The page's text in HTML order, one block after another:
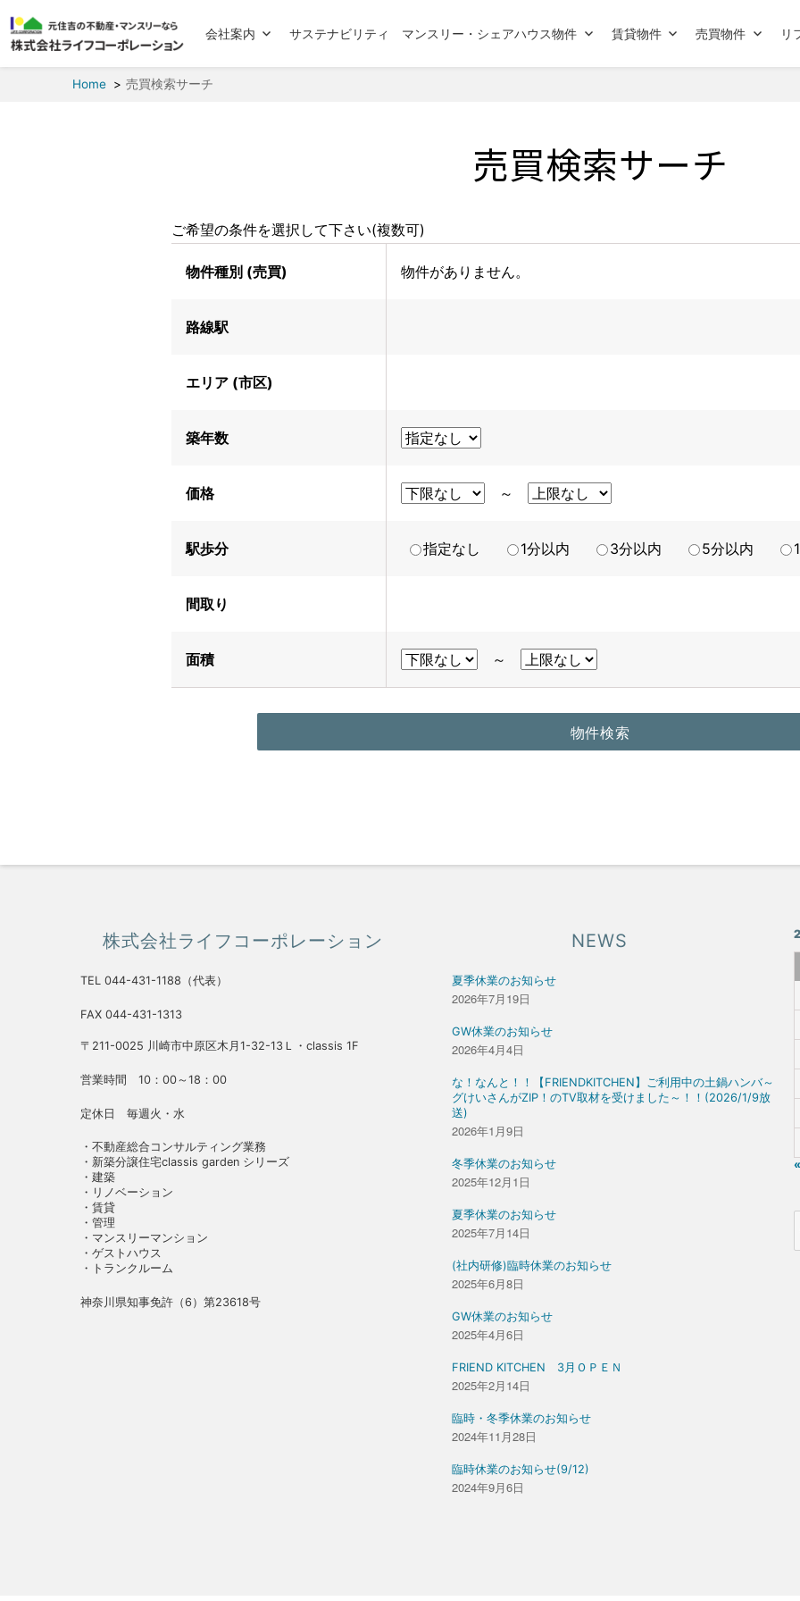
会社案内 サステナビリティ マンスリー・シェアハウス物件 賃貸物件 売買物件 リ
Home 売買検索サーチ
売買検索サーチ
ご希望の条件を選択して下さい(複数可)
物件種別 (売買) 物件がありません。
路線駅
エリア (市区)
築年数
価格 ～
駅歩分 指定なし 1分以内 3分以内 5分以内
間取り
面積 ～
株式会社ライフコーポレーション
TEL 044-431-1188（代表）
FAX 044-431-1313
〒211-0025 川崎市中原区木月1-32-13Ｌ・classis 1F
営業時間 10：00～18：00
定休日 毎週火・水
・不動産総合コンサルティング業務
・新築分譲住宅classis garden シリーズ
・建築
・リノベーション
・賃貸
・管理
・マンスリーマンション
・ゲストハウス
・トランクルーム
神奈川県知事免許（6）第23618号
NEWS
夏季休業のお知らせ
2026年7月19日
GW休業のお知らせ
2026年4月4日
な！なんと！！【FRIENDKITCHEN】ご利用中の土鍋ハンバ～
グけいさんがZIP！のTV取材を受けました～！！(2026/1/9放
送)
2026年1月9日
冬季休業のお知らせ
2025年12月1日
夏季休業のお知らせ
2025年7月14日
(社内研修)臨時休業のお知らせ
2025年6月8日
GW休業のお知らせ
2025年4月6日
FRIEND KITCHEN 3月ＯＰＥＮ
2025年2月14日
臨時・冬季休業のお知らせ
2024年11月28日
臨時休業のお知らせ(9/12)
2024年9月6日